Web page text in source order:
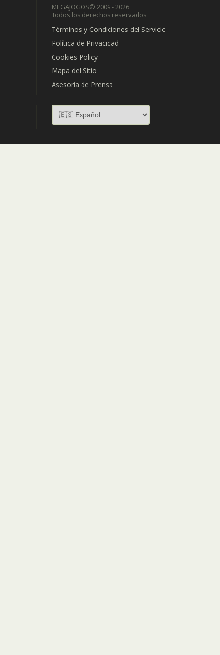
MEGAJOGOS© 2009 - 2026
Todos los derechos reservados
Términos y Condiciones del Servicio
Política de Privacidad
Cookies Policy
Mapa del Sitio
Asesoría de Prensa